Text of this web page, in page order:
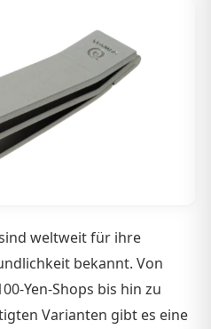
weltweit für ihre
bekannt. Von
Yen-Shops bis hin zu
Varianten gibt es eine